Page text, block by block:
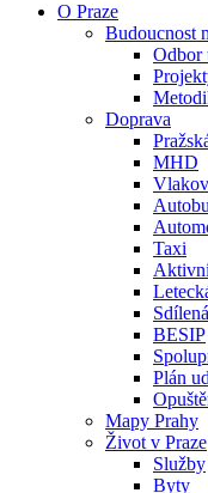
O Praze
Budoucnost
Odbor
Doprava
MHD
Taxi
BESIP
Plán
Mapy Prahy
Život v Praze
Služby
Byty